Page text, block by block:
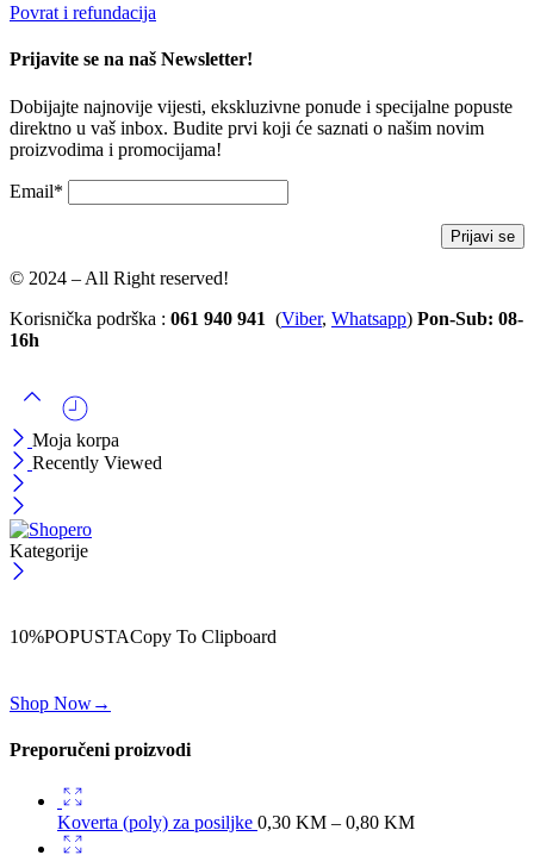
Povrat i refundacija
Prijavite se na naš Newsletter!
Dobijajte najnovije vijesti, ekskluzivne ponude i specijalne popuste
direktno u vaš inbox. Budite prvi koji će saznati o našim novim
proizvodima i promocijama!
Email*
© 2024 – All Right reserved!
Korisnička podrška : 061 940 941 (Viber, Whatsapp) Pon-Sub: 08-
16h
Moja korpa
Recently Viewed
Kategorije
10%POPUSTACopy To Clipboard
Shop Now→
Preporučeni proizvodi
Koverta (poly) za posiljke 0,30 KM – 0,80 KM